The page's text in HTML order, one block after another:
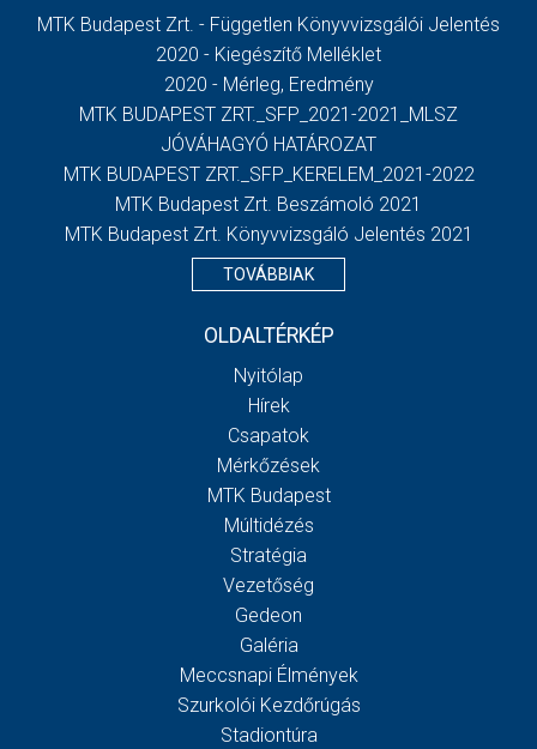
MTK Budapest Zrt. - Független Könyvvizsgálói Jelentés
2020 - Kiegészítő Melléklet
2020 - Mérleg, Eredmény
MTK BUDAPEST ZRT._SFP_2021-2021_MLSZ
JÓVÁHAGYÓ HATÁROZAT
MTK BUDAPEST ZRT._SFP_KERELEM_2021-2022
MTK Budapest Zrt. Beszámoló 2021
MTK Budapest Zrt. Könyvvizsgáló Jelentés 2021
TOVÁBBIAK
OLDALTÉRKÉP
Nyitólap
Hírek
Csapatok
Mérkőzések
MTK Budapest
Múltidézés
Stratégia
Vezetőség
Gedeon
Galéria
Meccsnapi Élmények
Szurkolói Kezdőrúgás
Stadiontúra